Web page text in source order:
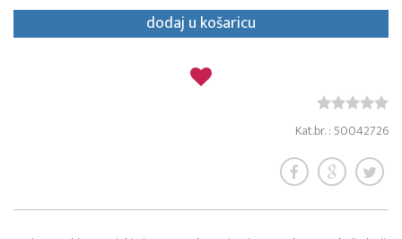
dodaj u košaricu
Kat.br. : 50042726